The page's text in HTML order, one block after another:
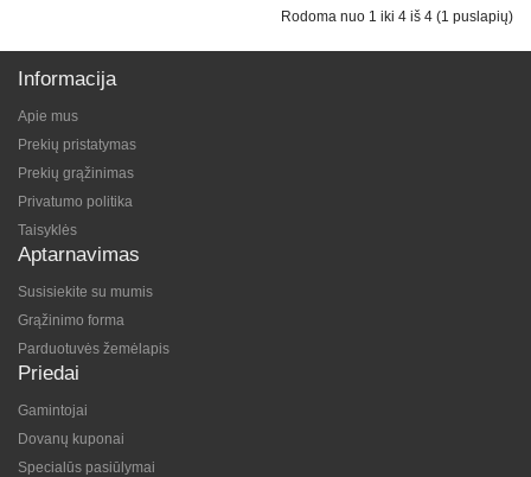
Rodoma nuo 1 iki 4 iš 4 (1 puslapių)
Informacija
Apie mus
Prekių pristatymas
Prekių grąžinimas
Privatumo politika
Taisyklės
Aptarnavimas
Susisiekite su mumis
Grąžinimo forma
Parduotuvės žemėlapis
Priedai
Gamintojai
Dovanų kuponai
Specialūs pasiūlymai